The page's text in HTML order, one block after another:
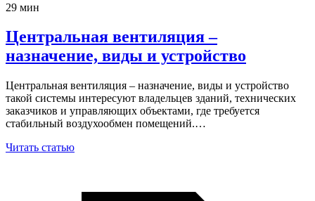
29 мин
Центральная вентиляция –
назначение, виды и устройство
Центральная вентиляция – назначение, виды и устройство
такой системы интересуют владельцев зданий, технических
заказчиков и управляющих объектами, где требуется
стабильный воздухообмен помещений.…
Читать статью